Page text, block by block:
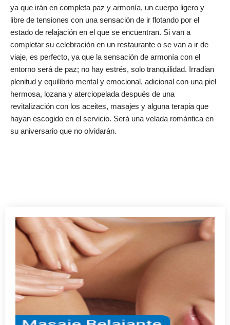
ya que irán en completa paz y armonía, un cuerpo ligero y
libre de tensiones con una sensación de ir flotando por el
estado de relajación en el que se encuentran. Si van a
completar su celebración en un restaurante o se van a ir de
viaje, es perfecto, ya que la sensación de armonía con el
entorno será de paz; no hay estrés, solo tranquilidad. Irradian
plenitud y equilibrio mental y emocional, adicional con una piel
hermosa, lozana y aterciopelada después de una
revitalización con los aceites, masajes y alguna terapia que
hayan escogido en el servicio. Será una velada romántica en
su aniversario que no olvidarán.